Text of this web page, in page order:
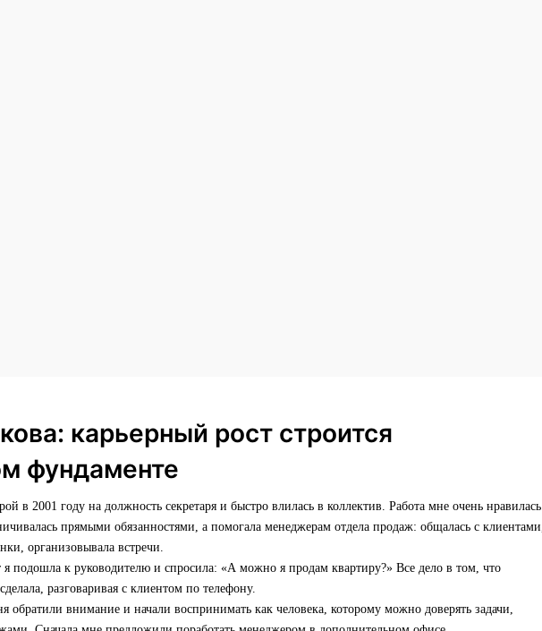
карьерный рост строится
фундаменте
в 2001 году на должность секретаря и быстро влилась в коллектив. Работа мне очень нравилась.
прямыми обязанностями, а помогала менеджерам отдела продаж: общалась с клиентами,
организовывала встречи.
подошла к руководителю и спросила: «А можно я продам квартиру?» Все дело в том, что
разговаривая с клиентом по телефону.
обратили внимание и начали воспринимать как человека, которому можно доверять задачи,